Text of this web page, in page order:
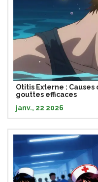
Otitis Externe :
gouttes efficaces
janv., 22 2026